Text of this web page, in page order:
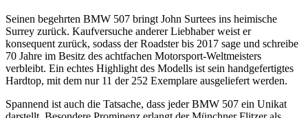
Seinen begehrten BMW 507 bringt John Surtees ins heimische
Surrey zurück. Kaufversuche anderer Liebhaber weist er
konsequent zurück, sodass der Roadster bis 2017 sage und schreibe
70 Jahre im Besitz des achtfachen Motorsport-Weltmeisters
verbleibt. Ein echtes Highlight des Modells ist sein handgefertigtes
Hardtop, mit dem nur 11 der 252 Exemplare ausgeliefert werden.
Spannend ist auch die Tatsache, dass jeder BMW 507 ein Unikat